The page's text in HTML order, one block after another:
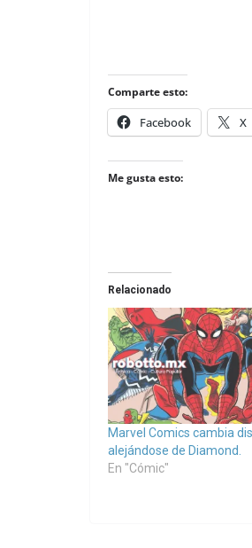
Comparte esto:
Facebook X
Me gusta esto:
Relacionado
Marvel Comics cambia
alejándose de Diamond.
En "Cómic"